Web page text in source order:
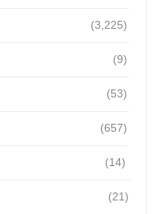
(3,225)
(9)
(53)
(657)
(14)
(21)